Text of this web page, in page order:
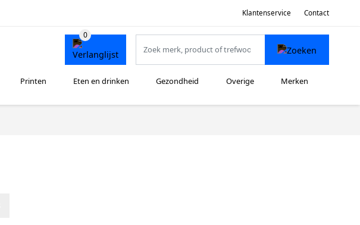
Klantenservice Contact
Printen Eten en drinken Gezondheid Overige Merken